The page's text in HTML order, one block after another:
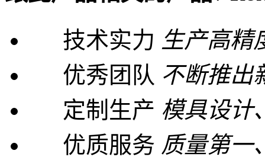
技术实力 生产高精
优秀团队 不断推出
定制生产 模具设计
优质服务 质量第一